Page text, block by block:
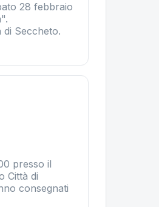
28 febbraio
di Seccheto.
presso il
Città di
consegnati